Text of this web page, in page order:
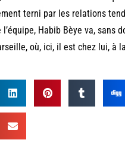
terni par les relations
Habib Bèye va, sans
où, ici, il est chez lui, à